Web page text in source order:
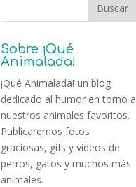
Sobre ¡Qué
Animalada!
¡Qué Animalada! un blog
dedicado al humor en torno a
nuestros animales favoritos.
Publicaremos fotos
graciosas, gifs y vídeos de
perros, gatos y muchos más
animales.